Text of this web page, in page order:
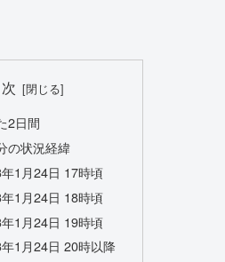
2日間
の状況経緯
1月24日 17時頃
1月24日 18時頃
1月24日 19時頃
1月24日 20時以降